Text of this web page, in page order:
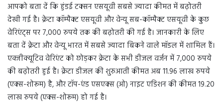
आपको बता दें कि हुंडई टक्सन एसयूवी सबसे ज्यादा कीमत में बढ़ोतरी
देखी गई है। क्रेटा कॉम्पैक्ट एसयूवी और वेन्यू सब-कॉम्पैक्ट एसयूवी के कुछ
वेरिएंट्स पर 7,000 रुपये तक की बढ़ोतरी की गई है। जानकारी के लिए
बता दें क्रेटा और वेन्यू भारत में सबसे ज्यादा बिकने वाले मॉडल में शामिल हैं।
एक्जीक्यूटिव वेरिएंट को छोड़कर क्रेटा के सभी डीजल वर्जन में 7,000 रुपये
की बढ़ोतरी हुई है। क्रेटा डीजल की शुरुआती कीमत अब 11.96 लाख रुपये
(एक्स-शोरूम) है, और टॉप-एंड एसएक्स (ओ) नाइट एडिशन की कीमत 19.20
लाख रुपये (एक्स-शोरूम) हो गई है।